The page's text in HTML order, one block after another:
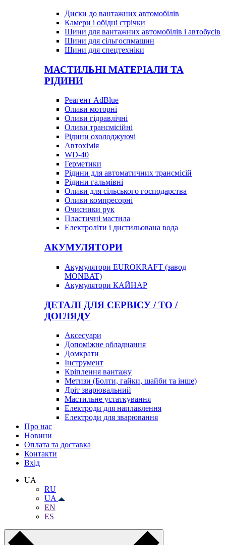
Диски до вантажних автомобілів
Камери і обідні стрічки
Шини для вантажних автомобілів і автобусів
Шини для сільгоспмашин
Шини для спецтехніки
МАСТИЛЬНІ МАТЕРІАЛИ ТА
РІДИНИ
Реагент AdBlue
Оливи моторні
Оливи гідравлічні
Оливи трансмісійні
Рідини охолоджуючі
Автохімія
WD-40
Герметики
Рідини для автоматичних трансмісій
Рідини гальмівні
Оливи для сільського господарства
Оливи компресорні
Очисники рук
Пластичні мастила
Електроліти і дистильована вода
АКУМУЛЯТОРИ
Акумулятори EUROKRAFT (завод
MONBAT)
Акумулятори КАЙНАР
ДЕТАЛІ ДЛЯ СЕРВІСУ / ТО /
ДОГЛЯДУ
Аксесуари
Допоміжне обладнання
Домкрати
Інструмент
Кріплення вантажу
Метизи (Болти, гайки, шайби та інше)
Дріт зварювальний
Мастильне устаткування
Електроди для наплавлення
Електроди для зварювання
Про нас
Новини
Оплата та доставка
Контакти
Вхiд
UA
RU
UA
EN
ES